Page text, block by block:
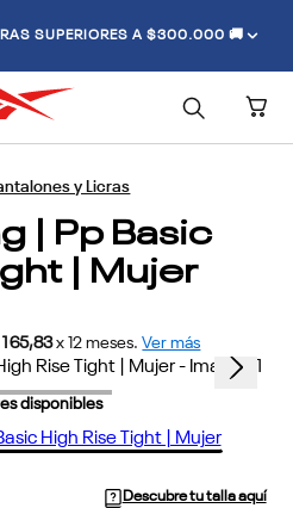
SUPERIORES A $300.000 🚚
y Licras
| Pp Basic
| Mujer
x 12 meses. Ver más
disponibles
Descubre tu talla aquí